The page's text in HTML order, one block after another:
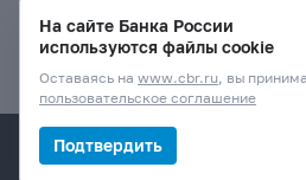
Версия для слабовидящих
© Банк России, 2000–2026.
На сайте Банка России
используются файлы cookie
Оставаясь на www.cbr.ru, вы
пользовательское соглашение
Подтвердить